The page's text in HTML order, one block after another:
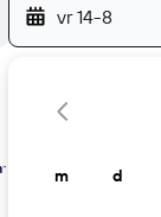
vr 14-8
m d